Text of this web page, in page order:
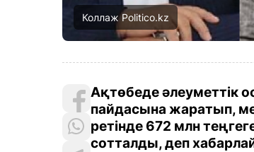
Коллаж Politico.kz
Ақтөбеде әлеуметтік
пайдасына жаратып,
ретінде 672 млн
сотталды, деп